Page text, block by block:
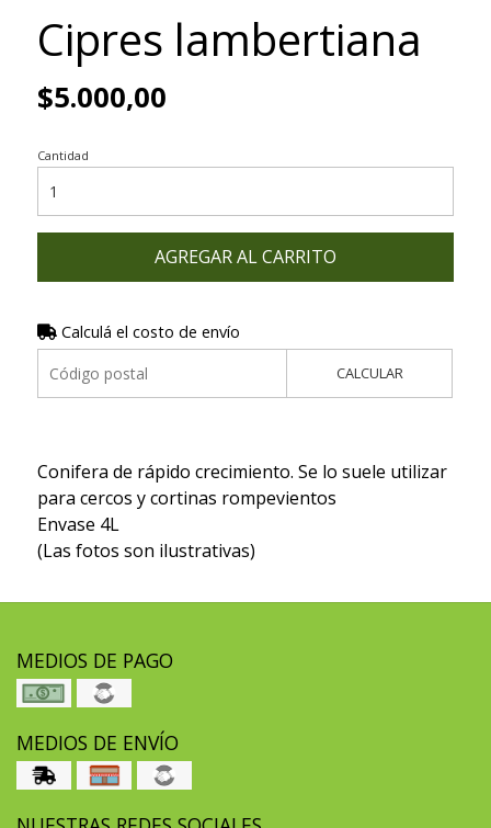
Cipres lambertiana
$5.000,00
Cantidad
AGREGAR AL CARRITO
Calculá el costo de envío
CALCULAR
Conifera de rápido crecimiento. Se lo suele utilizar
para cercos y cortinas rompevientos
Envase 4L
(Las fotos son ilustrativas)
MEDIOS DE PAGO
MEDIOS DE ENVÍO